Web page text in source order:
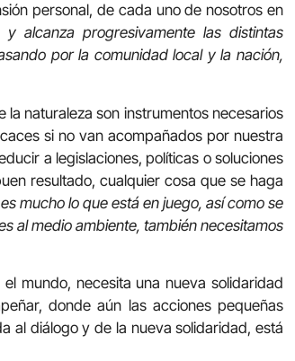
personal, de cada uno de nosotros en
y alcanza progresivamente las distintas
por la comunidad local y la nación,
la naturaleza son instrumentos necesarios
si no van acompañados por nuestra
a legislaciones, políticas o soluciones
resultado, cualquier cosa que se haga
mucho lo que está en juego, así como se
al medio ambiente, también necesitamos
mundo, necesita una nueva solidaridad
donde aún las acciones pequeñas
al diálogo y de la nueva solidaridad, está